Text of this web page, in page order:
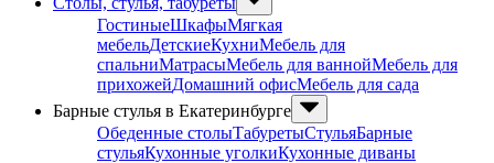
ГостиныеШкафыМягкая
мебельДетскиеКухниМебель для
спальниМатрасыМебель для ваннойМебель для
прихожейДомашний офисМебель для сада
Барные стулья в Екатеринбурге
Обеденные столыТабуретыСтульяБарные
стульяКухонные уголкиКухонные диваны